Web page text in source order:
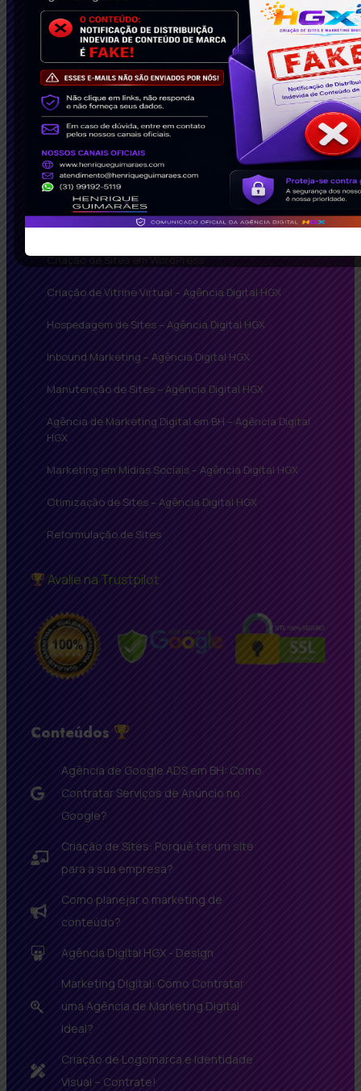
Soluções Inteligentes
Agência de Google Adwords
Criação de Landing Page – Agência Digital HGX
Criação de Loja Virtual BH – Agência Digital HGX
Criação de Sites em WordPress
Criação de Vitrine Virtual – Agência Digital HGX
Hospedagem de Sites – Agência Digital HGX
Inbound Marketing – Agência Digital HGX
Manutenção de Sites – Agência Digital HGX
Agência de Marketing Digital em BH – Agência Digital
HGX
Marketing em Mídias Sociais – Agência Digital HGX
Otimização de Sites – Agência Digital HGX
Reformulação de Sites
Avalie na Trustpilot
Conteúdos
Agência de Google ADS em BH: Como
Contratar Serviços de Anúncio no
Google?
Criação de Sites: Porquê ter um site
para a sua empresa?
Como planejar o marketing de
conteúdo?
Agência Digital HGX - Design
Marketing Digital: Como Contratar
uma Agência de Marketing Digital
Ideal?
Criação de Logomarca e Identidade
Visual – Contrate!